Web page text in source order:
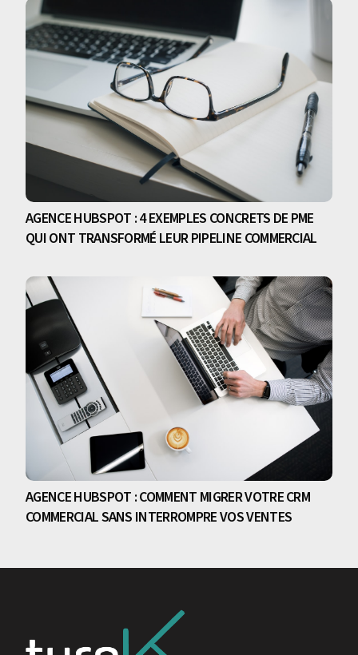
AGENCE HUBSPOT : 4 EXEMPLES CONCRETS DE PME
QUI ONT TRANSFORMÉ LEUR PIPELINE COMMERCIAL
AGENCE HUBSPOT : COMMENT MIGRER VOTRE CRM
COMMERCIAL SANS INTERROMPRE VOS VENTES